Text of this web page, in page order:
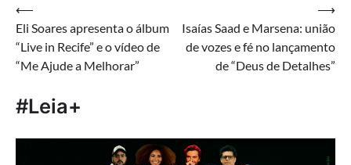
Navegação
de
Post
⟵
Eli Soares apresenta o álbum
“Live in Recife” e o vídeo de
“Me Ajude a Melhorar”
Isaías Saad e Marsena: união
de vozes e fé no lançamento
de “Deus de Detalhes”
⟶
#Leia+